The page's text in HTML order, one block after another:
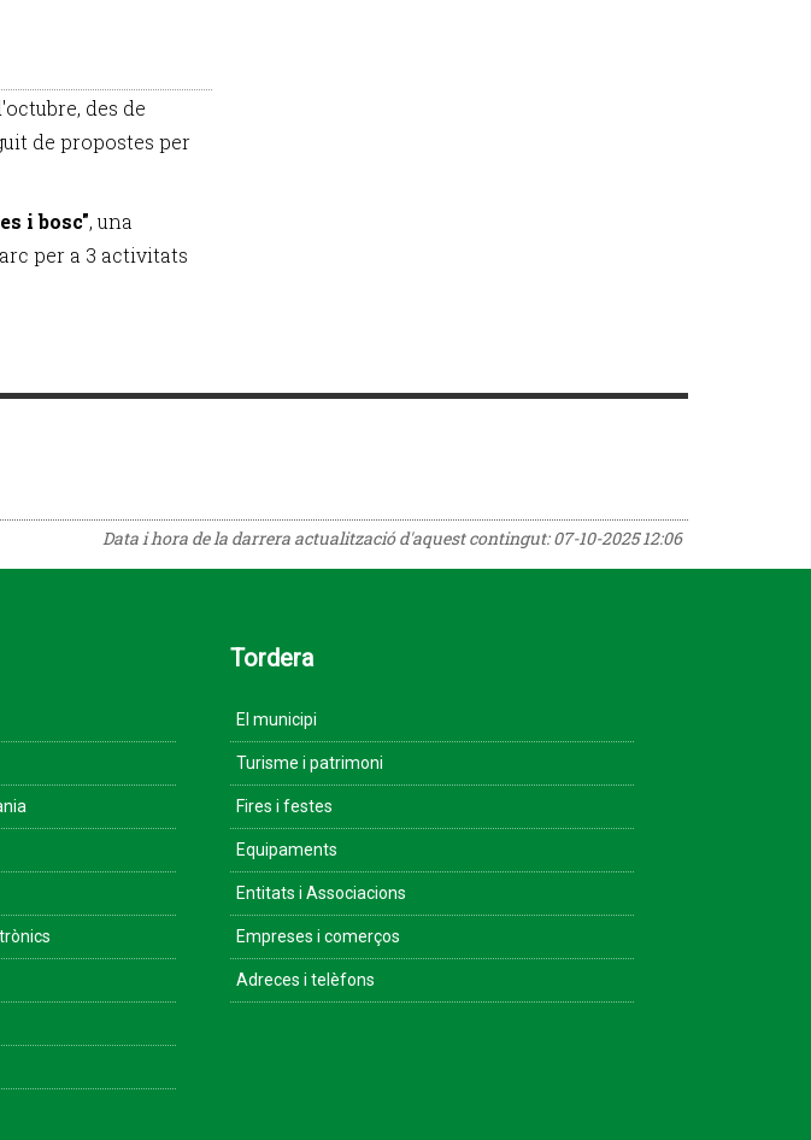
des de
de propostes per
i bosc", una
per a 3 activitats
Data i hora de la darrera actualització d'aquest contingut:07-10-2025 12:06
Tordera
El municipi
Turisme i patrimoni
Fires i festes
Equipaments
Entitats i Associacions
Empreses i comerços
Adreces i telèfons